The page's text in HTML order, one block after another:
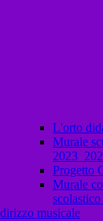
L'orto
Murale
Progetto
Murale
musicale